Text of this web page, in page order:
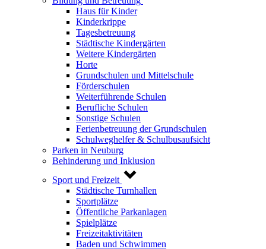
Haus für Kinder
Kinderkrippe
Tagesbetreuung
Städtische Kindergärten
Weitere Kindergärten
Horte
Grundschulen und Mittelschule
Förderschulen
Weiterführende Schulen
Berufliche Schulen
Sonstige Schulen
Ferienbetreuung der Grundschulen
Schulweghelfer & Schulbusaufsicht
Parken in Neuburg
Behinderung und Inklusion
Sport und Freizeit
Städtische Turnhallen
Sportplätze
Öffentliche Parkanlagen
Spielplätze
Freizeitaktivitäten
Baden und Schwimmen